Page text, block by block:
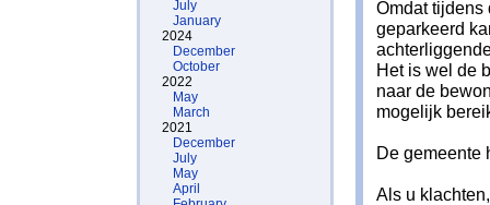
July
January
2024
December
October
2022
May
March
2021
December
July
May
April
Omdat tijdens
geparkeerd
Het is wel de
naar de
mogelijk
De gemeente
Als u